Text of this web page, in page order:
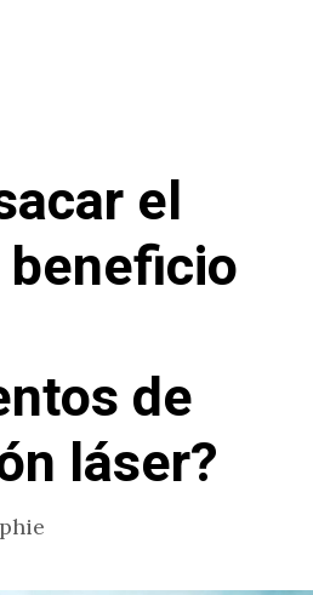
el
de
láser?